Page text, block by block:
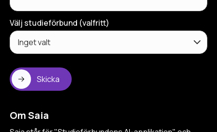
Om Saia
Välj studieförbund (valfritt)
Skicka